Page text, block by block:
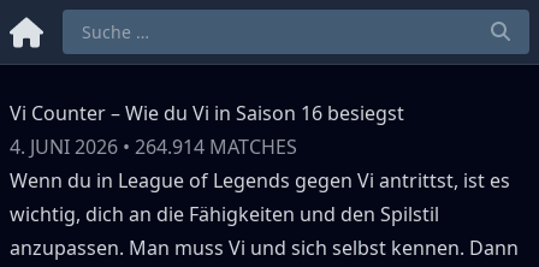
Vi Counter – Wie du Vi in Saison 16 besiegst
4. JUNI 2026 • 264.914 MATCHES
Wenn du in League of Legends gegen Vi antrittst, ist es
wichtig, dich an die Fähigkeiten und den Spilstil
anzupassen. Man muss Vi und sich selbst kennen. Dann